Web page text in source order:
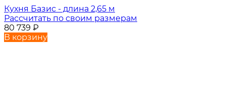
Кухня Базис - длина 2,65 м
Рассчитать по своим размерам
80 739 ₽
В корзину